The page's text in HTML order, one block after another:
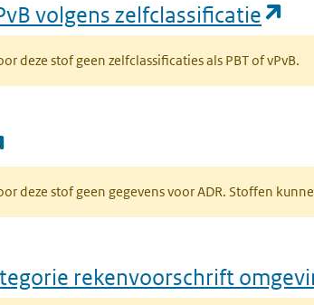
volgens zelfclassificatie
deze stof geen zelfclassificaties als PBT of vPvB.
deze stof geen gegevens voor ADR. Stoffen
rekenvoorschrift